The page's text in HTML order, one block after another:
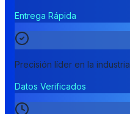
Entrega Rápida
Precisión líder en la industria
Datos Verificados